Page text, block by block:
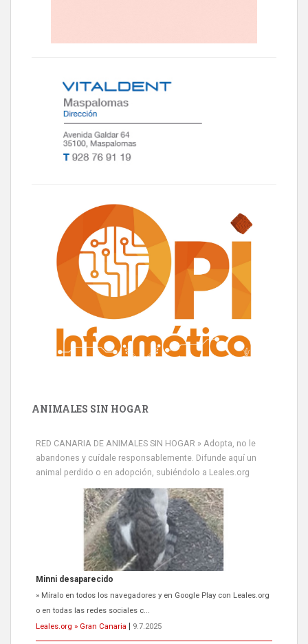
ANIMALES SIN HOGAR
RED CANARIA DE ANIMALES SIN HOGAR » Adopta, no le
abandones y cuídale responsablemente. Difunde aquí un
animal perdido o en adopción, subiéndolo a Leales.org
Minni desaparecido
» Míralo en todos los navegadores y en Google Play con Leales.org
o en todas las redes sociales c...
Leales.org » Gran Canaria
9.7.2025